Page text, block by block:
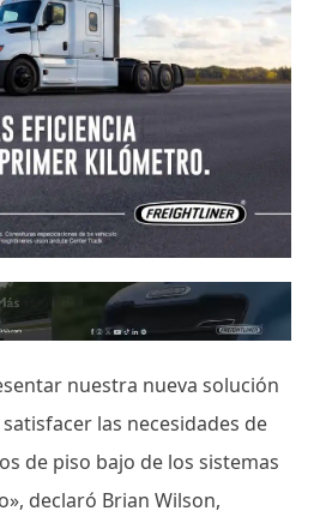
nuestra nueva solución
las necesidades de
de piso bajo de los sistemas
declaró Brian Wilson,